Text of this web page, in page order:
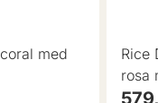
med
Rice
rosa